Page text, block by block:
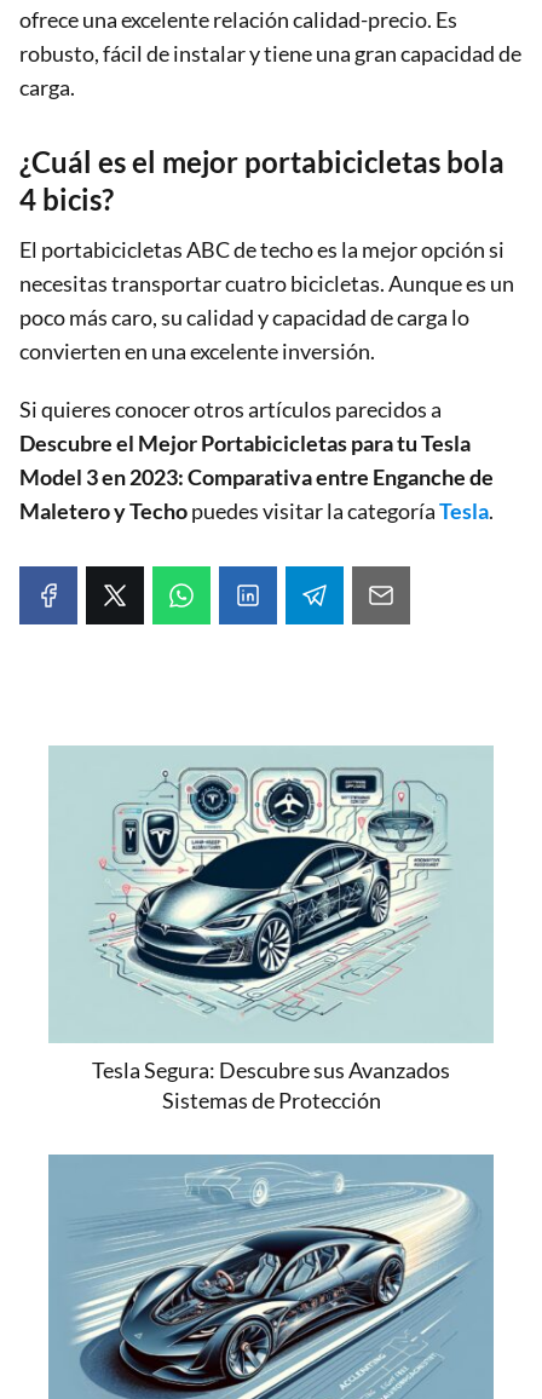
ofrece una excelente relación calidad-precio. Es
robusto, fácil de instalar y tiene una gran capacidad de
carga.
¿Cuál es el mejor portabicicletas bola
4 bicis?
El portabicicletas ABC de techo es la mejor opción si
necesitas transportar cuatro bicicletas. Aunque es un
poco más caro, su calidad y capacidad de carga lo
convierten en una excelente inversión.
Si quieres conocer otros artículos parecidos a
Descubre el Mejor Portabicicletas para tu Tesla
Model 3 en 2023: Comparativa entre Enganche de
Maletero y Techopuedes visitar la categoríaTesla.
Tesla Segura: Descubre sus Avanzados
Sistemas de Protección